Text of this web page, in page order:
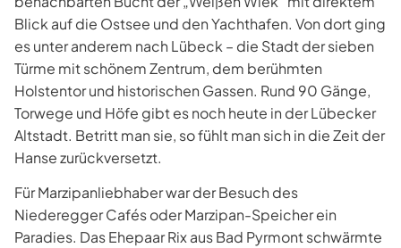
Blick auf die Ostsee und den Yachthafen. Von dort ging
es unter anderem nach Lübeck – die Stadt der sieben
Türme mit schönem Zentrum, dem berühmten
Holstentor und historischen Gassen. Rund 90 Gänge,
Torwege und Höfe gibt es noch heute in der Lübecker
Altstadt. Betritt man sie, so fühlt man sich in die Zeit der
Hanse zurückversetzt.
Für Marzipanliebhaber war der Besuch des
Niederegger Cafés oder Marzipan-Speicher ein
Paradies. Das Ehepaar Rix aus Bad Pyrmont schwärmte